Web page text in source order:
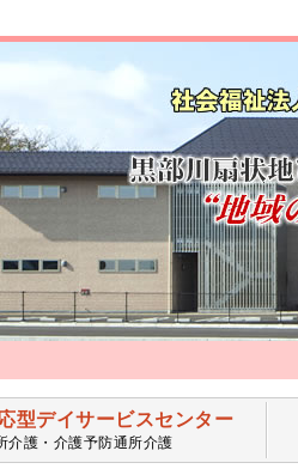
型デイサービスセンター
介護・介護予防通所介護